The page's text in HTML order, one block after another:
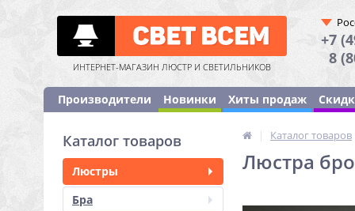
ИНТЕРНЕТ-МАГАЗИН ЛЮСТР И СВЕТИЛЬНИКОВ
+7
8
Производители Новинки Хиты продаж
Каталог товаров
Люстры
Бра
| Каталог товаров
Люстра